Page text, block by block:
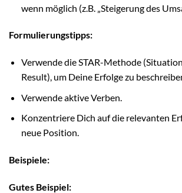
wenn möglich (z.B. „Steigerung des
Formulierungstipps:
Verwende die STAR-Methode
Result), um Deine Erfolge zu
Verwende aktive Verben.
Konzentriere Dich auf die relevanten
neue Position.
Beispiele:
Gutes Beispiel: